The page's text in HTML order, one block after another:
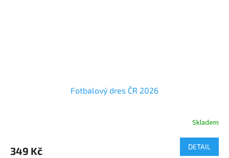
Fotbalový dres ČR 2026
je
Skladem
349 Kč DETAIL